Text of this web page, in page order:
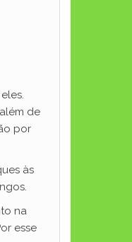
de
por
às
na
esse